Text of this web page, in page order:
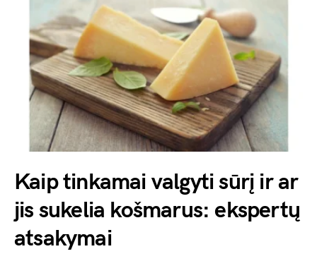
Kaip tinkamai valgyti sūrį ir ar
jis sukelia košmarus: ekspertų
atsakymai